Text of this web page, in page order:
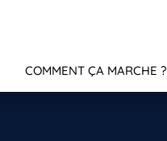
COMMENT ÇA MARCHE ?